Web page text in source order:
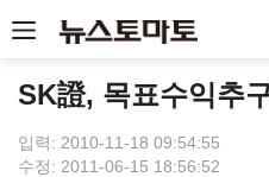
SK證, 목표수익추
입력: 2010-11-18 09:54:55
수정: 2011-06-15 18:56:52